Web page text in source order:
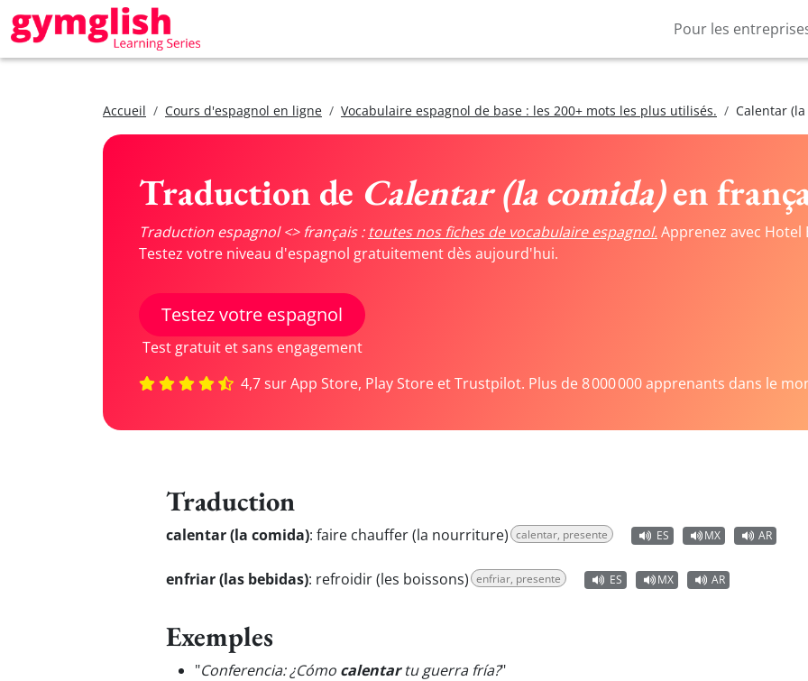
Pour les
Accueil Cours d'espagnol en ligne Vocabulaire espagnol de base : les 200+ mots les plus utilisés. Calentar
Traduction de Calentar (la comida)en
Traduction espagnol <> français : toutes nos fiches de vocabulaire espagnol.Apprenez avec
Testez votre niveau d'espagnol gratuitement dès aujourd'hui.
Testez votre espagnol
Test gratuit et sans engagement
4,7 sur App Store, Play Store et Trustpilot. Plus de 8 000 000 apprenants dans le
Traduction
calentar (la comida): faire chauffer (la nourriture) calentar, presente ES MX AR
enfriar (las bebidas): refroidir (les boissons) enfriar, presente ES MX AR
Exemples
"Conferencia: ¿Cómo calentartu guerra fría?"